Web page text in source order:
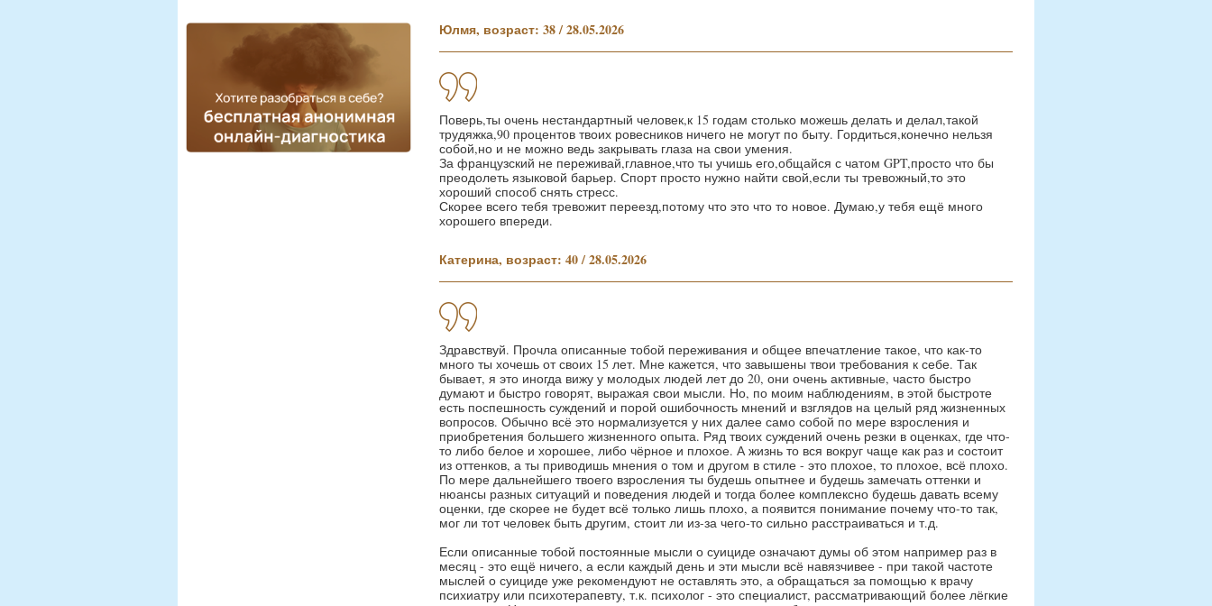
Юлмя, возраст: 38 / 28.05.2026
Поверь,ты очень нестандартный человек,к 15 годам столько можешь делать и делал,такой
трудяжка,90 процентов твоих ровесников ничего не могут по быту. Гордиться,конечно нельзя
собой,но и не можно ведь закрывать глаза на свои умения.
За французский не переживай,главное,что ты учишь его,общайся с чатом GPT,просто что бы
преодолеть языковой барьер. Спорт просто нужно найти свой,если ты тревожный,то это
хороший способ снять стресс.
Скорее всего тебя тревожит переезд,потому что это что то новое. Думаю,у тебя ещё много
хорошего впереди.
Катерина, возраст: 40 / 28.05.2026
Здравствуй. Прочла описанные тобой переживания и общее впечатление такое, что как-то
много ты хочешь от своих 15 лет. Мне кажется, что завышены твои требования к себе. Так
бывает, я это иногда вижу у молодых людей лет до 20, они очень активные, часто быстро
думают и быстро говорят, выражая свои мысли. Но, по моим наблюдениям, в этой быстроте
есть поспешность суждений и порой ошибочность мнений и взглядов на целый ряд жизненных
вопросов. Обычно всё это нормализуется у них далее само собой по мере взросления и
приобретения большего жизненного опыта. Ряд твоих суждений очень резки в оценках, где что-
то либо белое и хорошее, либо чёрное и плохое. А жизнь то вся вокруг чаще как раз и состоит
из оттенков, а ты приводишь мнения о том и другом в стиле - это плохое, то плохое, всё плохо.
По мере дальнейшего твоего взросления ты будешь опытнее и будешь замечать оттенки и
нюансы разных ситуаций и поведения людей и тогда более комплексно будешь давать всему
оценки, где скорее не будет всё только лишь плохо, а появится понимание почему что-то так,
мог ли тот человек быть другим, стоит ли из-за чего-то сильно расстраиваться и т.д.
Если описанные тобой постоянные мысли о суициде означают думы об этом например раз в
месяц - это ещё ничего, а если каждый день и эти мысли всё навязчивее - при такой частоте
мыслей о суициде уже рекомендуют не оставлять это, а обращаться за помощью к врачу
психиатру или психотерапевту, т.к. психолог - это специалист, рассматривающий более лёгкие